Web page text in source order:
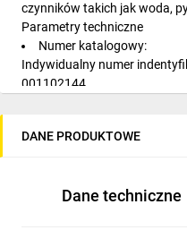
czynników takich jak woda,
Parametry techniczne
Numer katalogowy:
Indywidualny numer
001102144
GT 100-60-40
części obudowy są
DANE PRODUKTOWE
Dane techniczne